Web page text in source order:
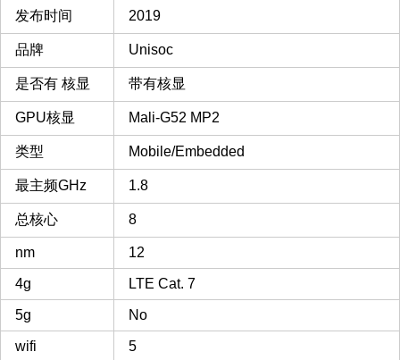
发布时间 2019
品牌 Unisoc
是否有 核显 带有核显
GPU核显 Mali-G52 MP2
类型 Mobile/Embedded
最主频GHz 1.8
总核心 8
nm 12
4g LTE Cat. 7
5g No
wifi 5